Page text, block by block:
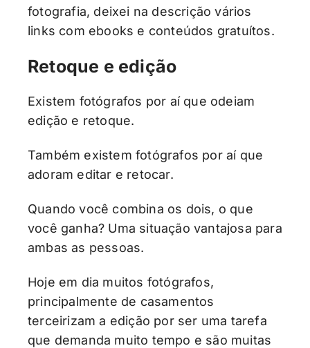
fotografia, deixei na descrição vários
links com ebooks e conteúdos gratuítos.
Retoque e edição
Existem fotógrafos por aí que odeiam
edição e retoque.
Também existem fotógrafos por aí que
adoram editar e retocar.
Quando você combina os dois, o que
você ganha? Uma situação vantajosa para
ambas as pessoas.
Hoje em dia muitos fotógrafos,
principalmente de casamentos
terceirizam a edição por ser uma tarefa
que demanda muito tempo e são muitas